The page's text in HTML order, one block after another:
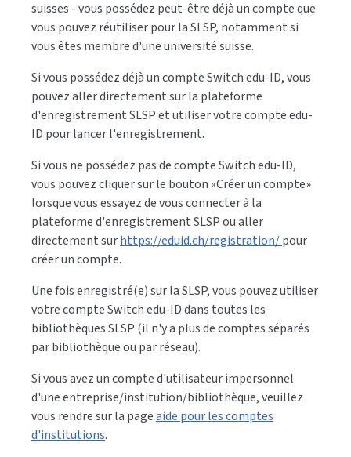
suisses - vous possédez peut-être déjà un compte que
vous pouvez réutiliser pour la SLSP, notamment si
vous êtes membre d'une université suisse.
Si vous possédez déjà un compte Switch edu-ID, vous
pouvez aller directement sur la plateforme
d'enregistrement SLSP et utiliser votre compte edu-
ID pour lancer l'enregistrement.
Si vous ne possédez pas de compte Switch edu-ID,
vous pouvez cliquer sur le bouton «Créer un compte»
lorsque vous essayez de vous connecter à la
plateforme d'enregistrement SLSP ou aller
directement surhttps://eduid.ch/registration/pour
créer un compte.
Une fois enregistré(e) sur la SLSP, vous pouvez utiliser
votre compte Switch edu-ID dans toutes les
bibliothèques SLSP (il n'y a plus de comptes séparés
par bibliothèque ou par réseau).
Si vous avez un compte d'utilisateur impersonnel
d'une entreprise/institution/bibliothèque, veuillez
vous rendre sur la pageaide pour les comptes
d'institutions.